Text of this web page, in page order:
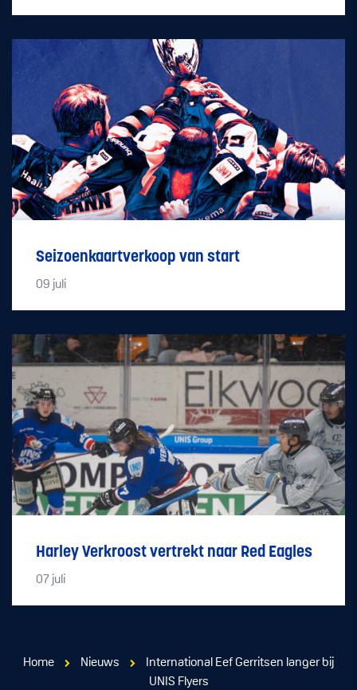
Seizoenkaartverkoop van start
09 juli
Harley Verkroost vertrekt naar Red Eagles
07 juli
Home Nieuws
International Eef Gerritsen langer bij
UNIS Flyers